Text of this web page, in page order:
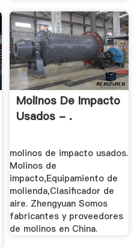
Molinos De Impacto
Usados - .
molinos de impacto usados.
Molinos de
impacto,Equipamiento de
molienda,Clasificador de
aire. Zhengyuan Somos
fabricantes y proveedores
de molinos en China.